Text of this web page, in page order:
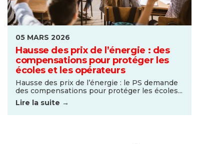
05 MARS 2026
Hausse des prix de l’énergie : des
compensations pour protéger les
écoles et les opérateurs
Hausse des prix de l’énergie : le PS demande
des compensations pour protéger les écoles...
Lire la suite →